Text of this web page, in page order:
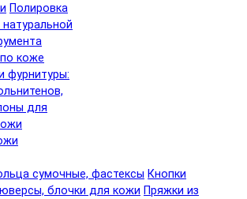
Полировка
коже
фурнитуры:
для
сумочные, фастексы Кнопки
блочки для кожи Пряжки из